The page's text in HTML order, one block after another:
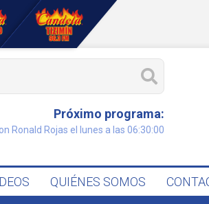
Próximo programa:
Ronald Rojas el lunes a las 06:30:00
QUIÉNES SOMOS